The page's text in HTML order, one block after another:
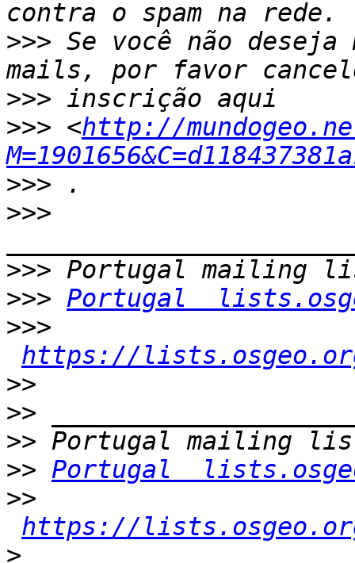
>>> Se você não
>>>
>>> <http://
>>>
>>>
>>>
>>> Portugal
>>>
https://
>>
>>
>>
>> Portugal
>>
https://
>